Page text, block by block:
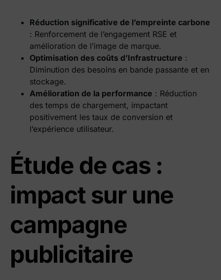
Réduction significative de l’empreinte carbone
: Renforcement de l’engagement RSE et
amélioration de l’image de marque.
Optimisation des coûts d’Infrastructure :
Diminution des besoins en bande passante et en
stockage.
Amélioration de la performance : Réduction
des temps de chargement, impactant
positivement les taux de conversion et
l’expérience utilisateur.
Étude de cas :
impact sur une
campagne
publicitaire